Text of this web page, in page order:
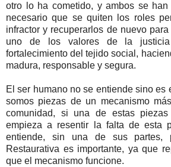
otro lo ha cometido, y ambos se
necesario que se quiten los roles
infractor y recuperarlos de nuevo
uno de los valores de la justicia
fortalecimiento del tejido social,
madura, responsable y segura.
El ser humano no se entiende sino es
somos piezas de un mecanismo
comunidad, si una de estas
empieza a resentir la falta de esta
entiende, sin una de sus partes,
Restaurativa es importante, ya que
que el mecanismo funcione.